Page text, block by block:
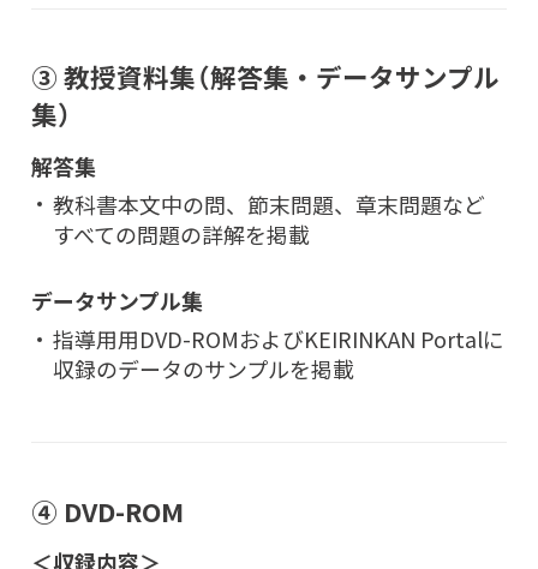
③ 教授資料集（解答集・データサンプル
集）
解答集
教科書本文中の問、節末問題、章末問題など
すべての問題の詳解を掲載
データサンプル集
指導用用DVD-ROMおよびKEIRINKAN Portalに
収録のデータのサンプルを掲載
④ DVD-ROM
＜収録内容＞